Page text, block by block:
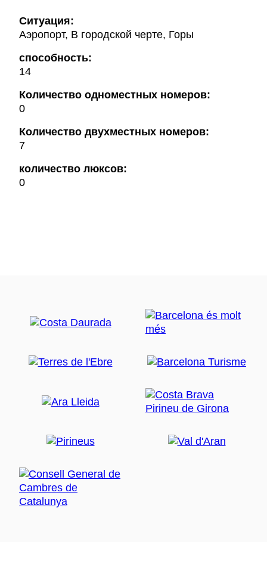
Ситуация:
Аэропорт, В городской черте, Горы
способность:
14
Количество одноместных номеров:
0
Количество двухместных номеров:
7
количество люксов:
0